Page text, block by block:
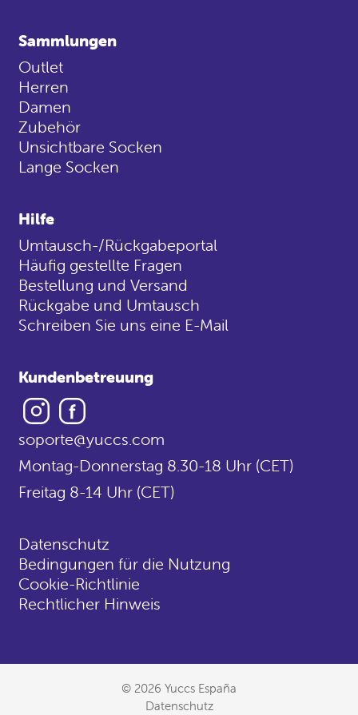
Sammlungen
Outlet
Herren
Damen
Zubehör
Unsichtbare Socken
Lange Socken
Hilfe
Umtausch-/Rückgabeportal
Häufig gestellte Fragen
Bestellung und Versand
Rückgabe und Umtausch
Schreiben Sie uns eine E-Mail
Kundenbetreuung
Instagram
soporte@yuccs.com
Montag-Donnerstag 8.30-18 Uhr (CET)
Freitag 8-14 Uhr (CET)
Datenschutz
Bedingungen für die Nutzung
Cookie-Richtlinie
Rechtlicher Hinweis
© 2026 Yuccs España
Datenschutz